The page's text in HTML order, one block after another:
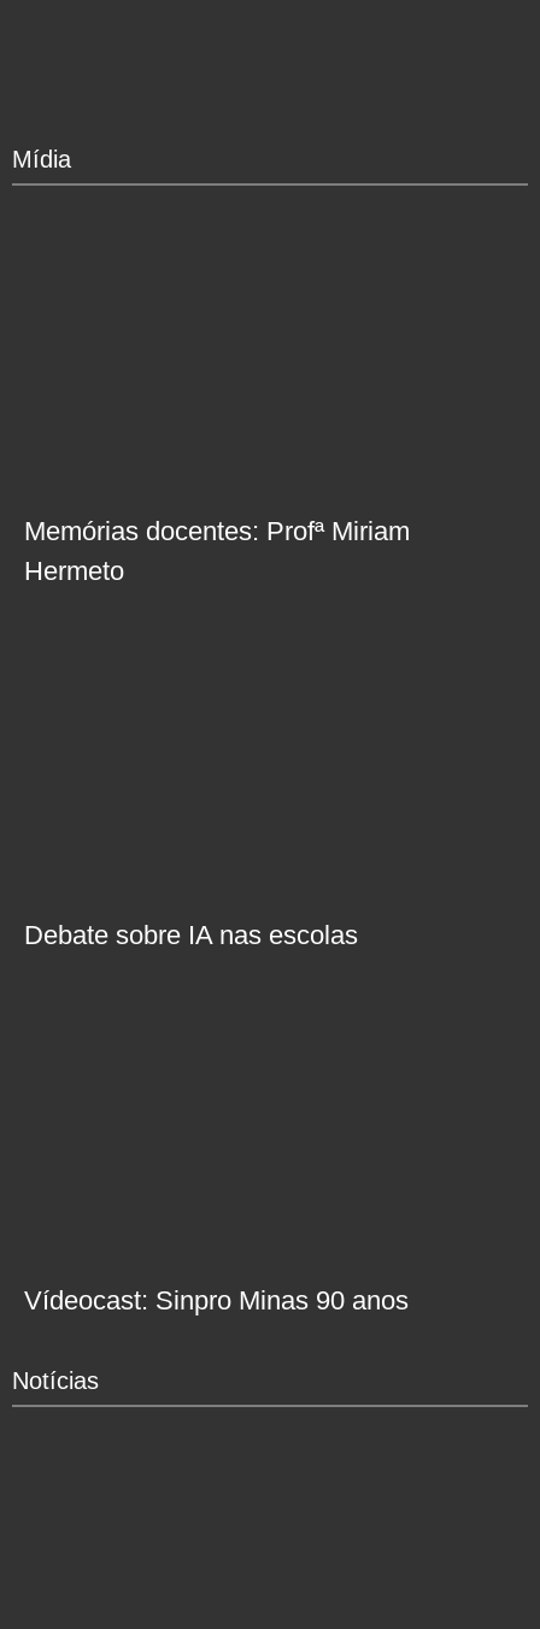
Mídia
Memórias docentes: Profª Miriam
Hermeto
Debate sobre IA nas escolas
Vídeocast: Sinpro Minas 90 anos
Notícias